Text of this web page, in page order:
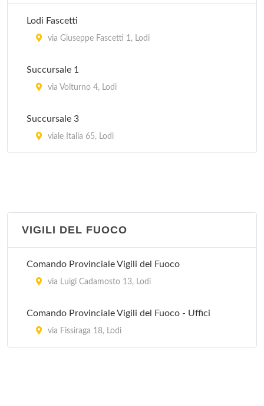
Pro Loco
piazza dei Benedettini , Orio Litta
via Pallavicino 3, San Fiorano
piazza Venticinque Aprile , Somaglia
Lodi Fascetti
via Giuseppe Fascetti 1, Lodi
Succursale 1
via Volturno 4, Lodi
Succursale 3
viale Italia 65, Lodi
VIGILI DEL FUOCO
Comando Provinciale Vigili del Fuoco
via Luigi Cadamosto 13, Lodi
Comando Provinciale Vigili del Fuoco - Uffici
via Fissiraga 18, Lodi